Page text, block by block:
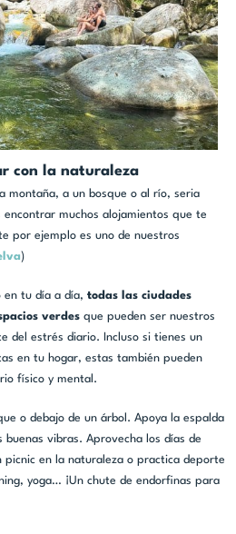
con la naturaleza
montaña, a un bosque o al río, seria
muchos alojamientos que te
por ejemplo es uno de nuestros
)
en tu día a día, todas las ciudades
verdes que pueden ser nuestros
del estrés diario. Incluso si tienes un
en tu hogar, estas también pueden
físico y mental.
o debajo de un árbol. Apoya la espalda
vibras. Aprovecha los días de
picnic en la naturaleza o practica deporte
yoga… ¡Un chute de endorfinas para